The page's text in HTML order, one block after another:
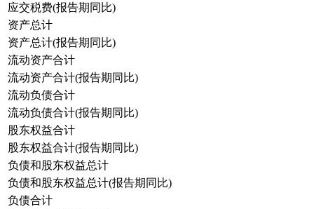
应交税费(报告期同比)
资产总计
资产总计(报告期同比)
流动资产合计
流动资产合计(报告期同比)
流动负债合计
流动负债合计(报告期同比)
股东权益合计
股东权益合计(报告期同比)
负债和股东权益总计
负债和股东权益总计(报告期同比)
负债合计